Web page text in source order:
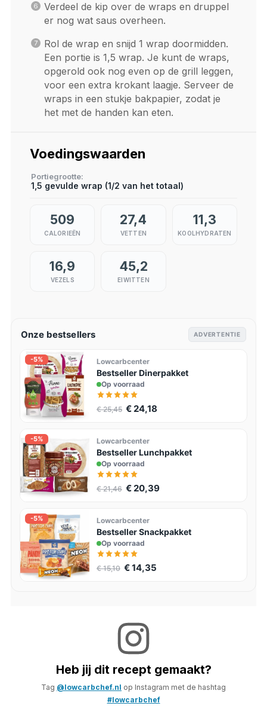
Verdeel de kip over de wraps en druppel
er nog wat saus overheen.
Rol de wrap en snijd 1 wrap doormidden.
Een portie is 1,5 wrap. Je kunt de wraps,
opgerold ook nog even op de grill leggen,
voor een extra krokant laagje. Serveer de
wraps in een stukje bakpapier, zodat je
het met de handen kan eten.
Voedingswaarden
Portiegrootte
1,5 gevulde wrap (1/2 van het totaal)
509
CALORIEËN
27,4
VETTEN
11,3
KOOLHYDRATEN
16,9
VEZELS
45,2
EIWITTEN
Onze bestsellers ADVERTENTIE
-5% Lowcarbcenter
Bestseller Dinerpakket
Op voorraad
€ 25,45 € 24,18
-5% Lowcarbcenter
Bestseller Lunchpakket
Op voorraad
€ 21,46 € 20,39
-5% Lowcarbcenter
Bestseller Snackpakket
Op voorraad
€ 15,10 € 14,35
Heb jij dit recept gemaakt?
Tag @lowcarbchef.nl op Instagram met de hashtag
#lowcarbchef